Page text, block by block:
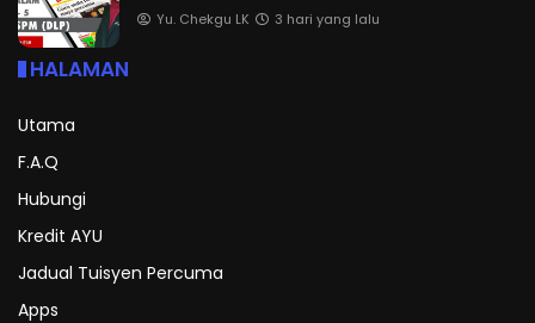
Yu. Chekgu LK 3 hari yang lalu
HALAMAN
Utama
F.A.Q
Hubungi
Kredit AYU
Jadual Tuisyen Percuma
Apps